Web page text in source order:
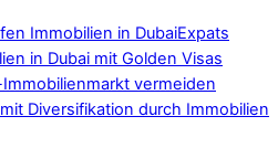
Expats
in Dubai mit Golden Visas
Diversifikation durch Immobilien